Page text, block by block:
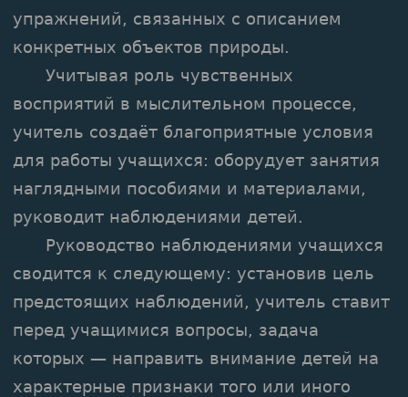
упражнений, связанных с описанием
конкретных объектов природы.
Учитывая роль чувственных
восприятий в мыслительном процессе,
учитель создаёт благоприятные условия
для работы учащихся: оборудует занятия
наглядными пособиями и материалами,
руководит наблюдениями детей.
Руководство наблюдениями учащихся
сводится к следующему: установив цель
предстоящих наблюдений, учитель ставит
перед учащимися вопросы, задача
которых — направить внимание детей на
характерные признаки того или иного